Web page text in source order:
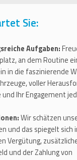
Sie:
Aufgaben:
an dem Routine
in die faszinierende
voller
Ihr Engagement
Wir schätzen
und das spiegelt sich
Vergütung,
und der Zahlung von